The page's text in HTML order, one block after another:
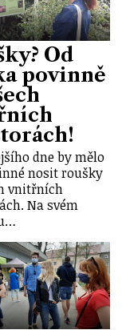
Od
povinně
dne by mělo
nosit roušky
vnitřních
Na svém